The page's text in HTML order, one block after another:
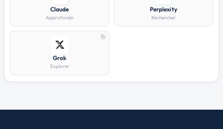
Claude
Approfondir
Perplexity
Rechercher
Grok
Explorer